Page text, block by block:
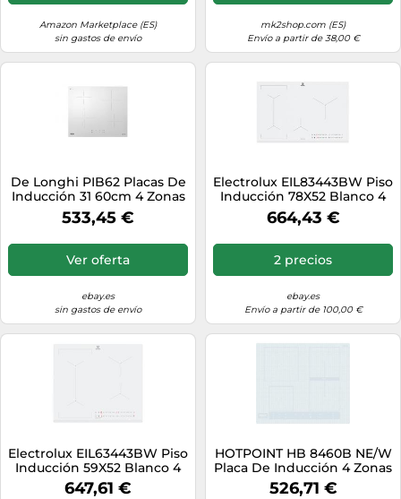
Amazon Marketplace (ES)
sin gastos de envío
mk2shop.com (ES)
Envío a partir de 38,00 €
De Longhi PIB62 Placas De
Inducción 31 60cm 4 Zonas
De Vitrocerámica Blanca
533,45 €
Ver oferta
ebay.es
sin gastos de envío
Electrolux EIL83443BW Piso
Inducción 78X52 Blanco 4
Zone Cocina Slider Táctil
664,43 €
2 precios
ebay.es
Envío a partir de 100,00 €
Electrolux EIL63443BW Piso
Inducción 59X52 Blanco 4
Zone Cocina Slider Touch
647,61 €
HOTPOINT HB 8460B NE/W
Placa De Inducción 4 Zonas
De Vidrio 60CM Blanco
526,71 €